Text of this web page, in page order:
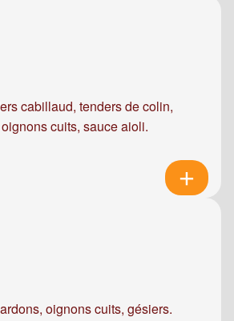
cabillaud, tenders de colin,
cuits, sauce aioli.
oignons cuits, gésiers.